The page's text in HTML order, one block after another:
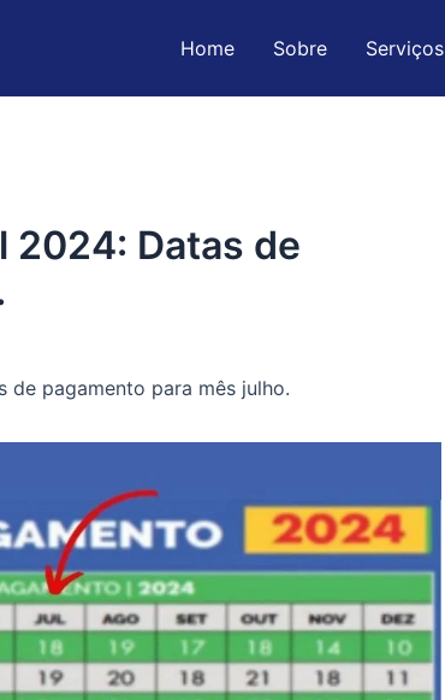
Home Sobre Serviços
2024: Datas de
de pagamento para mês julho.